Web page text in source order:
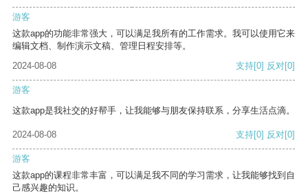
游客
这款app的功能非常强大，可以满足我所有的工作需求。我可以使用它来
编辑文档、制作演示文稿、管理日程安排等。
2024-08-08
支持[0] 反对[0]
游客
这款app是我社交的好帮手，让我能够与朋友保持联系，分享生活点滴。
2024-08-08 支持[0] 反对[0]
游客
这款app的课程非常丰富，可以满足我不同的学习需求，让我能够找到自
己感兴趣的知识。